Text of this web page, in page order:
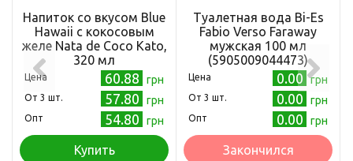
Напиток со вкусом Blue
Hawaii с кокосовым
желе Nata de Coco Kato,
320 мл
Цена 60.88 грн
Oт 3 шт. 57.80 грн
Опт 54.80 грн
Купить
Туалетная вода Bi-Es
Fabio Verso Faraway
мужская 100 мл
(5905009044473)
Цена 0.00 грн
Oт 3 шт. 0.00 грн
Опт 0.00 грн
Закончился